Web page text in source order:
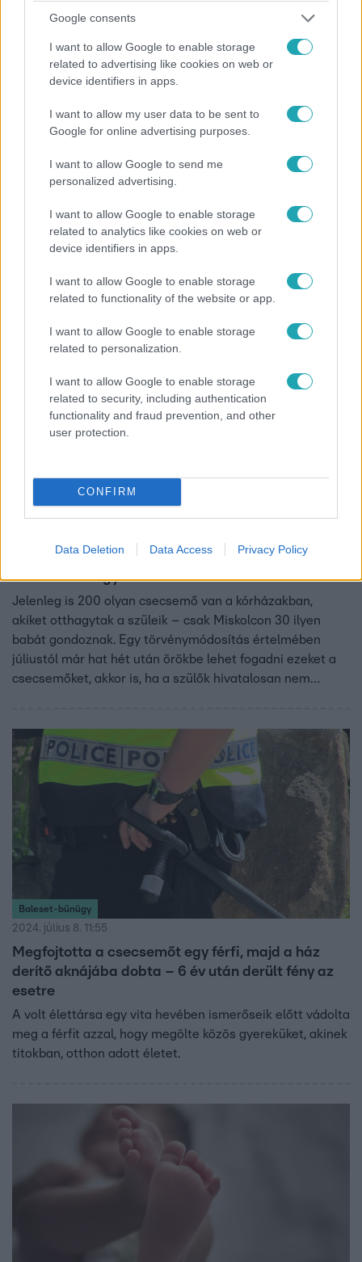
Google consents
I want to allow Google to enable storage
related to advertising like cookies on web or
device identifiers in apps.
I want to allow my user data to be sent to
Google for online advertising purposes.
I want to allow Google to send me
personalized advertising.
I want to allow Google to enable storage
related to analytics like cookies on web or
device identifiers in apps.
I want to allow Google to enable storage
related to functionality of the website or app.
I want to allow Google to enable storage
related to personalization.
I want to allow Google to enable storage
related to security, including authentication
functionality and fraud prevention, and other
user protection.
CONFIRM
Data Deletion Data Access Privacy Policy
Óriási vihar csapott le Belgiumra, meghalt egy
csecsemő
A hömpölygő víz aluljárókat öntött el, fákat döntött ki,
Már hat hét után örökbe lehet fogadni a
kórházban hagyott csecsemőket
Jelenleg is 200 olyan csecsemő van a kórházakban,
akiket otthagytak a szüleik – csak Miskolcon 30 ilyen
babát gondoznak. Egy törvénymódosítás értelmében
júliustól már hat hét után örökbe lehet fogadni ezeket a
csecsemőket, akkor is, ha a szülők hivatalosan nem
szoros határidő extra terheket is ró az érintett
kórházakra.
Baleset-bűnügy
2024. július 8. 11:55
Megfojtotta a csecsemőt egy férfi, majd a ház
derítő aknájába dobta – 6 év után derült fény az
esetre
A volt élettársa egy vita hevében ismerőseik előtt vádolta
meg a férfit azzal, hogy megölte közös gyereküket, akinek
titokban, otthon adott életet.